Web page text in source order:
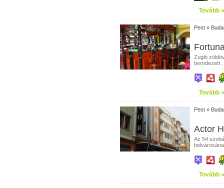
Tovább »
Pest »
Zugló
berndezett
Tovább »
Pest »
Actor
Az 54
Tovább »